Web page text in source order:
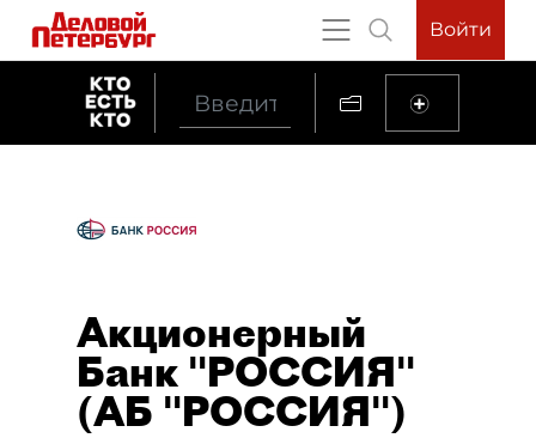
Войти
Акционерный
Банк "РОССИЯ"
(АБ "РОССИЯ")